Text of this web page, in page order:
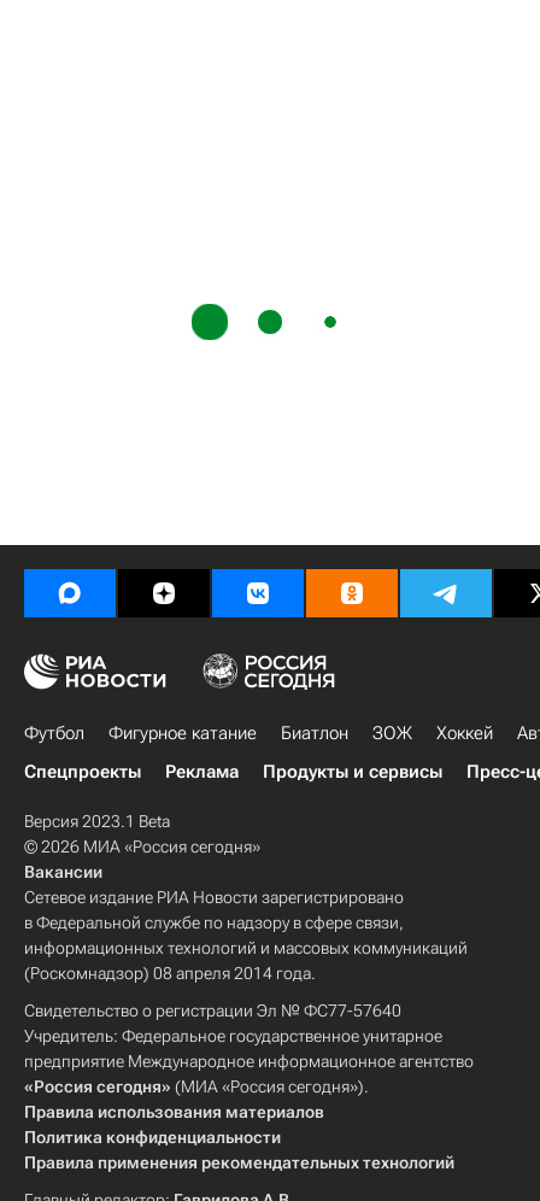
Футбол Фигурное катание Биатлон ЗОЖ Хоккей
Спецпроекты
Реклама Продукты и сервисы Пресс-
Версия 2023.1 Beta
© 2026 МИА «Россия сегодня»
Вакансии
Сетевое издание РИА Новости зарегистрировано
в Федеральной службе по надзору в сфере связи,
информационных технологий и массовых коммуникаций
(Роскомнадзор) 08 апреля 2014 года.
Свидетельство о регистрации Эл № ФС77-57640
Учредитель: Федеральное государственное унитарное
предприятие Международное информационное агентство
«Россия сегодня» (МИА «Россия сегодня»).
Правила использования материалов
Политика конфиденциальности
Правила применения рекомендательных технологий